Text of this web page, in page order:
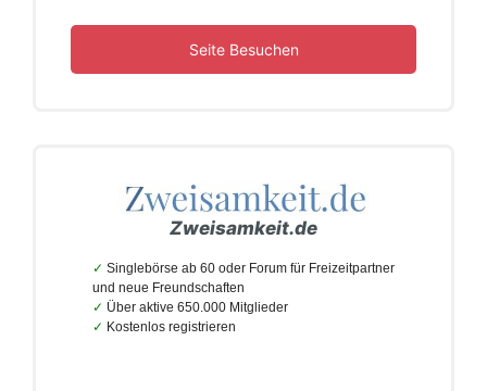
Seite Besuchen
Zweisamkeit.de
Singlebörse ab 60 oder Forum für Freizeitpartner
und neue Freundschaften
Über aktive 650.000 Mitglieder
Kostenlos registrieren